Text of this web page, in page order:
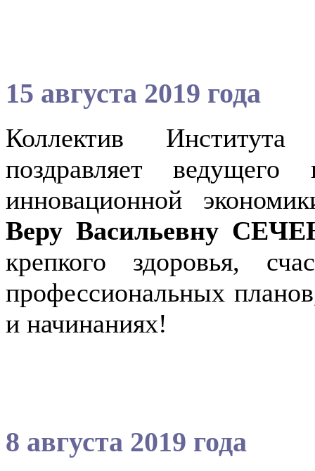
15 августа 2019 года
Коллектив
поздравляет ведущего
инновационной
Веру Васильевну
крепкого здоровья,
профессиональных
и начинаниях!
8 августа 2019 года